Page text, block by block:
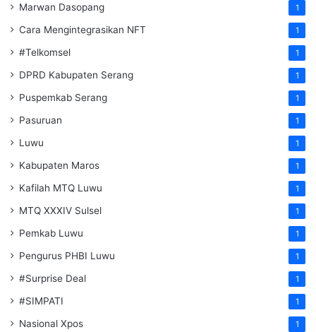
Marwan Dasopang 1
Cara Mengintegrasikan NFT 1
#Telkomsel 1
DPRD Kabupaten Serang 1
Puspemkab Serang 1
Pasuruan 1
Luwu 1
Kabupaten Maros 1
Kafilah MTQ Luwu 1
MTQ XXXIV Sulsel 1
Pemkab Luwu 1
Pengurus PHBI Luwu 1
#Surprise Deal 1
#SIMPATI 1
Nasional Xpos 1